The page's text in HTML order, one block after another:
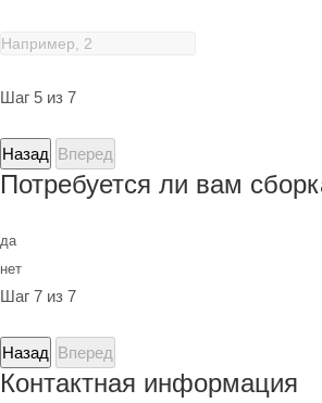
Шаг 5 из 7
Назад Вперед
Потребуется ли вам
да
нет
Шаг 7 из 7
Назад Вперед
Контактная информация